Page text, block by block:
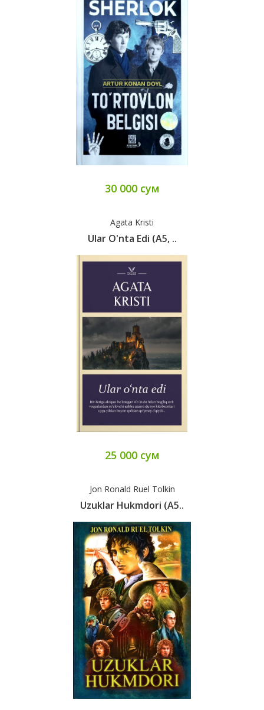
30 000 сум
Agata Kristi
Ular O'nta Edi (А5, ..
25 000 сум
Jon Ronald Ruel Tolkin
Uzuklar Hukmdori (А5..